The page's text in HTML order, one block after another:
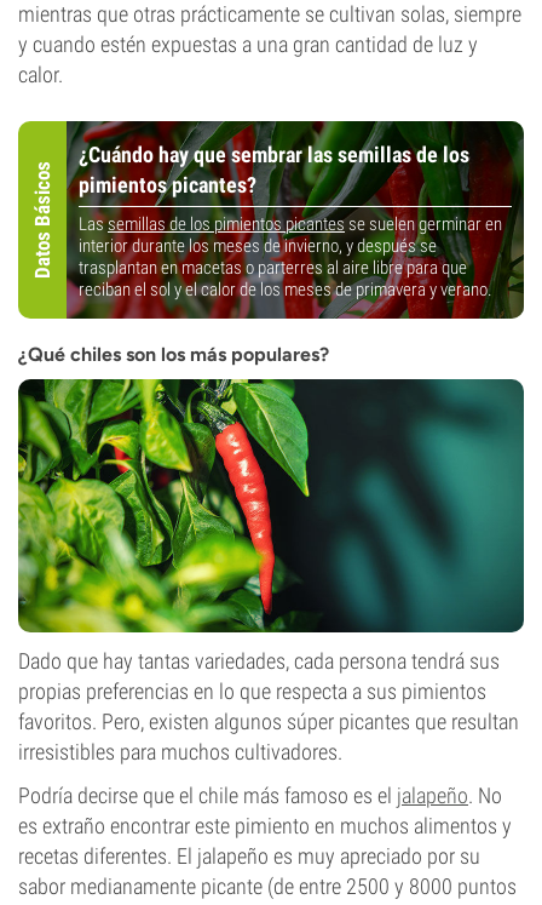
mientras que otras prácticamente se cultivan solas, siempre
y cuando estén expuestas a una gran cantidad de luz y
calor.
Datos Básicos
¿Cuándo hay que sembrar las semillas de los
pimientos picantes?
Lassemillas de los pimientos picantesse suelen germinar en
interior durante los meses de invierno, y después se
trasplantan en macetas o parterres al aire libre para que
reciban el sol y el calor de los meses de primavera y verano.
¿Qué chiles son los más populares?
Dado que hay tantas variedades, cada persona tendrá sus
propias preferencias en lo que respecta a sus pimientos
favoritos. Pero, existen algunos súper picantes que resultan
irresistibles para muchos cultivadores.
Podría decirse que el chile más famoso es el jalapeño. No
es extraño encontrar este pimiento en muchos alimentos y
recetas diferentes. El jalapeño es muy apreciado por su
sabor medianamente picante (de entre 2500 y 8000 puntos